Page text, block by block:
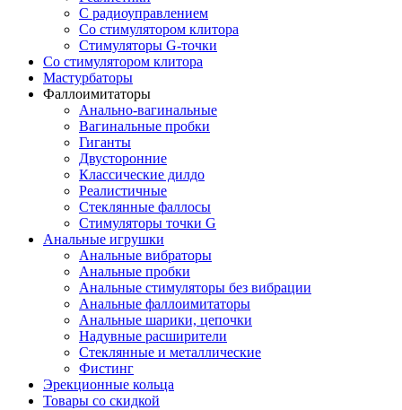
С радиоуправлением
Со стимулятором клитора
Стимуляторы G-точки
Со стимулятором клитора
Мастурбаторы
Фаллоимитаторы
Анально-вагинальные
Вагинальные пробки
Гиганты
Двусторонние
Классические дилдо
Реалистичные
Стеклянные фаллосы
Стимуляторы точки G
Анальные игрушки
Анальные вибраторы
Анальные пробки
Анальные стимуляторы без вибрации
Анальные фаллоимитаторы
Анальные шарики, цепочки
Надувные расширители
Стеклянные и металлические
Фистинг
Эрекционные кольца
Товары со скидкой